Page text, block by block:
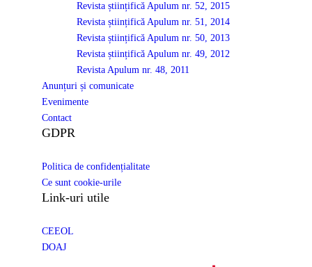
Revista științifică Apulum nr. 52, 2015
Revista științifică Apulum nr. 51, 2014
Revista științifică Apulum nr. 50, 2013
Revista științifică Apulum nr. 49, 2012
Revista Apulum nr. 48, 2011
Anunțuri și comunicate
Evenimente
Contact
GDPR
Politica de confidențialitate
Ce sunt cookie-urile
Link-uri utile
CEEOL
DOAJ